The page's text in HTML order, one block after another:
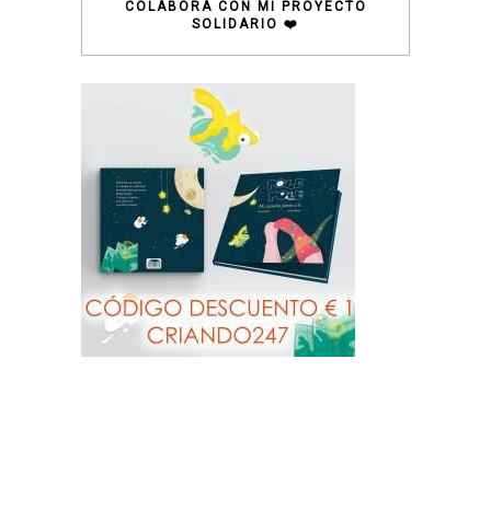
COLABORA CON MI PROYECTO
SOLIDARIO ❤️